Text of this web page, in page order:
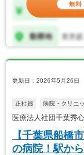
更新日：2026年5月26日
正社員 病院・クリニ
医療法人社団千葉秀
【千葉県船橋
の病院！駅か